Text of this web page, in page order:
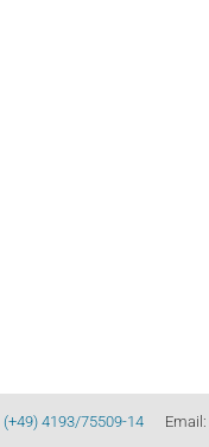
(+49) 4193/75509-14 Email: